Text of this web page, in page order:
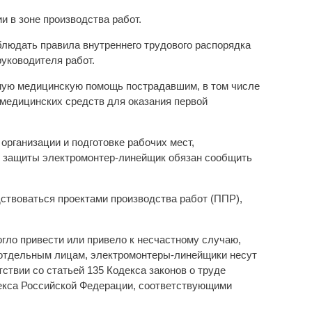
зоне производства работ.
правила внутреннего трудового распорядка
работ.
медицинскую помощь пострадавшим, в том числе
средств для оказания первой
и подготовке рабочих мест,
защиты электромонтер-линейщик обязан сообщить
проектами производства работ (ППР),
привести или привело к несчастному случаю,
лицам, электромонтеры-линейщики несут
со статьей 135 Кодекса законов о труде
Российской Федерации, соответствующими